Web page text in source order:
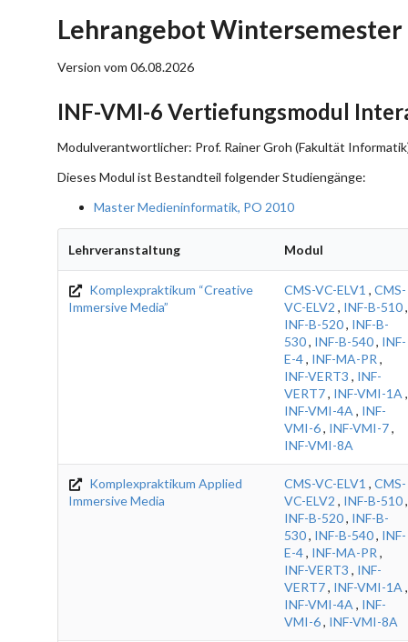
Lehrangebot
Version vom 06.08.2026
INF-VMI-6 Vertiefungsmodul
Modulverantwortlicher: Prof. Rainer Groh (Fakultät
Dieses Modul ist Bestandteil folgender Studiengänge:
Master Medieninformatik, PO 2010
Lehrveranstaltung Modul
Komplexpraktikum “Creative
Immersive Media”
CMS-VC-ELV1 , CMS-
VC-ELV2 , INF-B-510,
INF-B-520, INF-B-
530, INF-B-540, INF-
E-4, INF-MA-PR ,
INF-VERT3 , INF-
VERT7, INF-VMI-1A ,
INF-VMI-4A , INF-
VMI-6, INF-VMI-7,
INF-VMI-8A
Komplexpraktikum Applied
Immersive Media
CMS-VC-ELV1 , CMS-
VC-ELV2 , INF-B-510,
INF-B-520, INF-B-
530, INF-B-540, INF-
E-4, INF-MA-PR ,
INF-VERT3 , INF-
VERT7, INF-VMI-1A ,
INF-VMI-4A , INF-
VMI-6, INF-VMI-8A